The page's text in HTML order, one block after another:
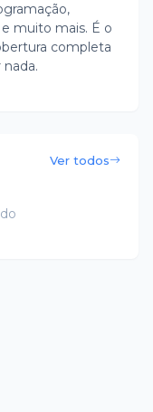
muito mais. É o
completa
nada.
Ver todos